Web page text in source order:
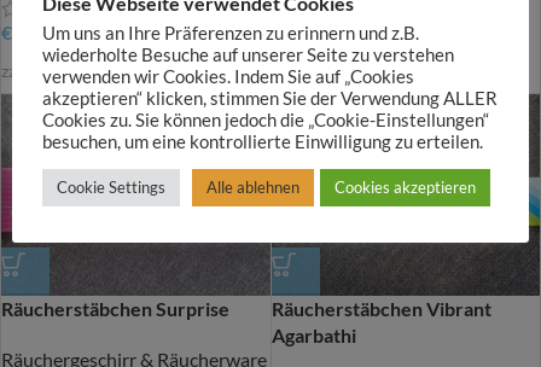
€ 4,90
zzgl. Versandkosten
€2,90
zzgl.Versandkosten
Räucherstäbchen Surprise
Räuchergeschirr & Räucherware
Räucherstäbchen Vibrant
Agarbathi
Um uns an Ihre Präferenzen zu erinnern und z.B.
wiederholte Besuche auf unserer Seite zu verstehen
verwenden wir Cookies. Indem Sie auf „Cookies
akzeptieren“ klicken, stimmen Sie der Verwendung ALLER
Cookies zu. Sie können jedoch die „Cookie-Einstellungen“
besuchen, um eine kontrollierte Einwilligung zu erteilen.
Cookie Settings Alle ablehnen Cookies akzeptieren